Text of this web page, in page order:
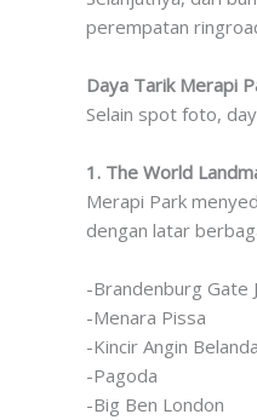
perempatan
Daya Tarik Merapi
Selain spot foto,
1. The World
Merapi Park
dengan latar
-Brandenburg Gate
-Menara Pissa
-Kincir Angin Belanda
-Pagoda
-Big Ben London